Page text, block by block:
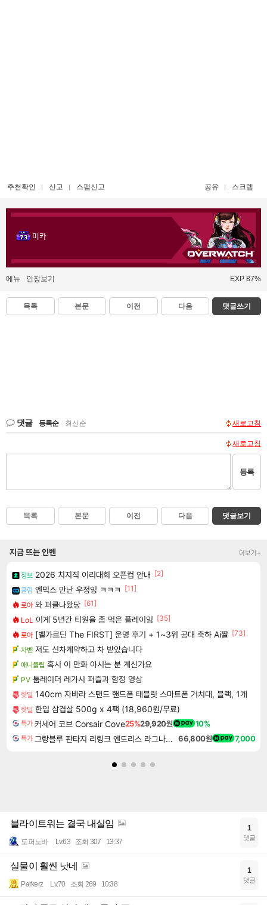
추천확인 신고 스팸신고 공유 스크랩
미카
메뉴 인장보기 EXP 87%
목록 본문 이전 다음 댓글쓰기
댓글 등록순 최신순 새로고침
새로고침
등록
목록 본문 이전 다음 댓글보기
지금 뜨는 인벤 더보기+
정보 2026 치지직 이리대회 오픈컵 안내 [2]
클립 엔믹스 만난 우정잉 ㅋㅋㅋ [11]
로아 와 퍼클나왔당 [61]
LoL 이게 5년간 티원을 좀 먹은 플레이임 [35]
로아 [벨가르딘 The FIRST] 운영 후기 + 1~3위 공대 축하 Ai짤 [73]
차벤 저도 신차계약하고 차 받았습니다
애니클립 혹시 이 만화 아시는 분 계신가요
PV 툼레이더 레가시 퍼즐과 함정 영상
핫딜 140cm 자바라 스탠드 핸드폰 태블릿 스마트폰 거치대, 블랙, 1개
핫딜 한입 삼겹살 500g x 4팩 (18,960원/무료)
특가 커세어 코브 Corsair Cove25%29,920원 10%
특가 그랑블루 판타지 리링크 엔드리스 라그나로크 Granblue Fantasy Relink Endless Ragnarok 66,800원 7,000
블라이트워는 결국 내실임
도퍼노바 Lv.63 조회 307 13:37
1
댓글
실물이 훨씬 낫네
Parkerz Lv.70 조회 269 10:38
1
댓글